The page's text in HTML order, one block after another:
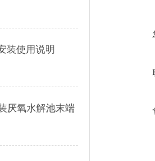
装使用说明
厌氧水解池末端